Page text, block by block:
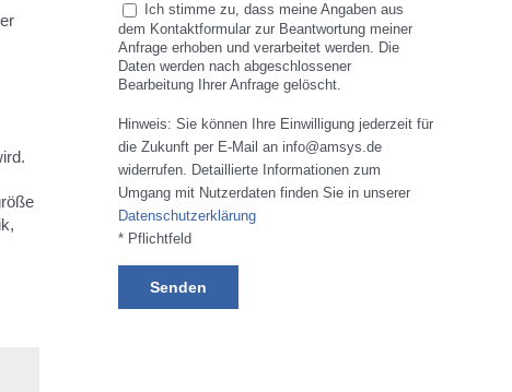
Ich stimme zu, dass meine Angaben aus
dem Kontaktformular zur Beantwortung meiner
Anfrage erhoben und verarbeitet werden. Die
Daten werden nach abgeschlossener
Bearbeitung Ihrer Anfrage gelöscht.
Hinweis: Sie können Ihre Einwilligung jederzeit für
die Zukunft per E-Mail an info@amsys.de
widerrufen. Detaillierte Informationen zum
Umgang mit Nutzerdaten finden Sie in unserer
Datenschutzerklärung
* Pflichtfeld